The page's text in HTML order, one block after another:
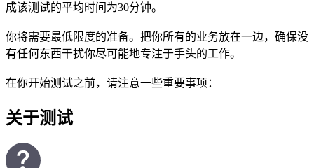
成该测试的平均时间为30分钟。
你将需要最低限度的准备。把你所有的业务放在一边，确保没
有任何东西干扰你尽可能地专注于手头的工作。
在你开始测试之前，请注意一些重要事项：
关于测试